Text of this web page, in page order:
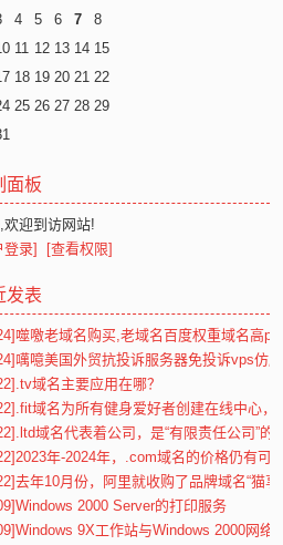
4 5 6 7
8
11 12 13 14 15
18 19 20 21 22
25 26 27 28 29
面板
欢迎到访网站!
登录]
[查看权限]
发表
噬噭老域名购买,老域名百度权重域名高
噧噫美国外贸抗投诉服务器免投诉vps仿
.tv域名主要应用在哪？
.fit域名为所有健身爱好者创建在线中心，
.ltd域名代表着公司，是“有限责任公司”的
2023年-2024年，.com域名的价格仍有可
去年10月份，阿里就收购了品牌域名“猫享
Windows 2000 Server的打印服务
Windows 9X工作站与Windows 2000网络